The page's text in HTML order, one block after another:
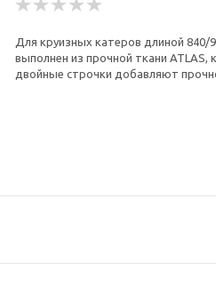
Для круизных катеров длиной 840/
выполнен из прочной ткани
двойные строчки добавляют